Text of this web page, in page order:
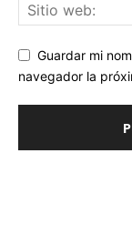
Guardar mi
navegador la